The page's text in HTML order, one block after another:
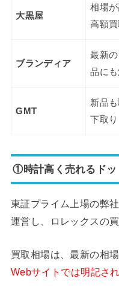
大黒屋
相場
高額買
ブランディア
最新
品に
GMT
新品
下取
①時計高く売れるドッ
東証プライム上場の弊
運営し、ロレックスの
買取相場は、最新の相
Webサイトでは明記さ